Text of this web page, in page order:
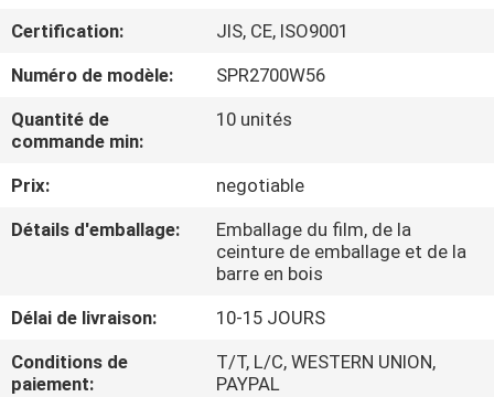
VISITE
D'USINE
CONTRÔLE
DE
QUALITÉ
CONTACTEZ-
Certification:
JIS, CE, ISO9001
Numéro de modèle:
SPR2700W56
Quantité de
commande min:
10 unités
Prix:
negotiable
Détails d'emballage:
Emballage du film, de la
ceinture de emballage et de la
barre en bois
Délai de livraison:
10-15 JOURS
Conditions de
paiement:
T/T, L/C, WESTERN UNION,
PAYPAL